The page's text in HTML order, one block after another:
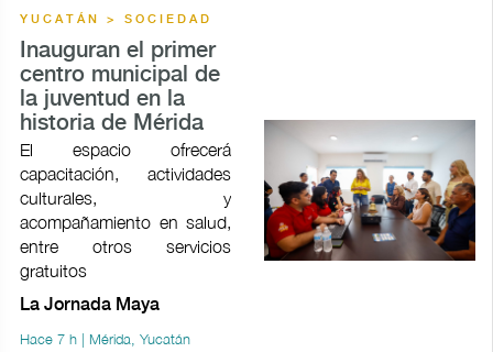
YUCATÁN > SOCIEDAD
Inauguran el primer
centro municipal de
la juventud en la
historia de Mérida
El espacio ofrecerá
capacitación, actividades
culturales, y
acompañamiento en salud,
entre otros servicios
gratuitos
La Jornada Maya
Hace 7 h | Mérida, Yucatán